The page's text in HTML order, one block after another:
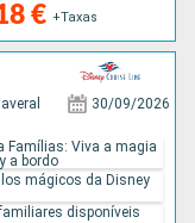
€ +Taxas
30/09/2026
Famílias: Viva a magia
a bordo
mágicos da Disney
disponíveis